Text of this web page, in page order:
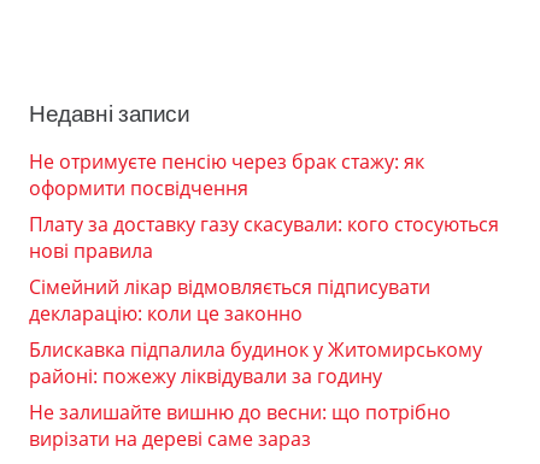
Недавні записи
Не отримуєте пенсію через брак стажу: як
оформити посвідчення
Плату за доставку газу скасували: кого стосуються
нові правила
Сімейний лікар відмовляється підписувати
декларацію: коли це законно
Блискавка підпалила будинок у Житомирському
районі: пожежу ліквідували за годину
Не залишайте вишню до весни: що потрібно
вирізати на дереві саме зараз